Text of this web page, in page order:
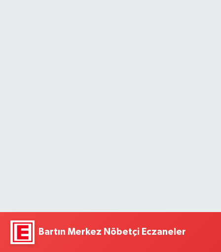
Bartın Merkez Nöbetçi Eczaneler